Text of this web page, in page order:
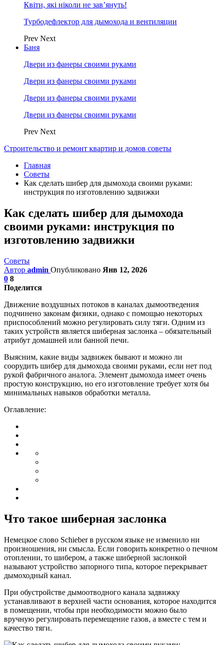
Квіти, які ніколи не зав’януть!
Турбодефлектор для дымохода и вентиляции
Prev Next
Баня
Двери из фанеры своими руками
Двери из фанеры своими руками
Двери из фанеры своими руками
Двери из фанеры своими руками
Prev Next
Строительство и ремонт квартир и домов советы
Главная
Советы
Как сделать шибер для дымохода своими руками:
инструкция по изготовлению задвижки
Как сделать шибер для дымохода
своими руками: инструкция по
изготовлению задвижки
Советы
Автор admin Опубликовано Янв 12, 2026
0 8
Поделится
Движение воздушных потоков в каналах дымоотведения
подчинено законам физики, однако с помощью некоторых
приспособлений можно регулировать силу тяги. Одним из
таких устройств является шиберная заслонка – обязательный
атрибут домашней или банной печи.
Выясним, какие виды задвижек бывают и можно ли
соорудить шибер для дымохода своими руками, если нет под
рукой фабричного аналога. Элемент дымохода имеет очень
простую конструкцию, но его изготовление требует хотя бы
минимальных навыков обработки металла.
Оглавление:
Что такое шиберная заслонка
Немецкое слово Schieber в русском языке не изменило ни
произношения, ни смысла. Если говорить конкретно о печном
отоплении, то шибером, а также шиберной заслонкой
называют устройство запорного типа, которое перекрывает
дымоходный канал.
При обустройстве дымоотводного канала задвижку
устанавливают в верхней части основания, которое находится
в помещении, чтобы при необходимости можно было
вручную регулировать перемещение газов, а вместе с тем и
качество тяги.